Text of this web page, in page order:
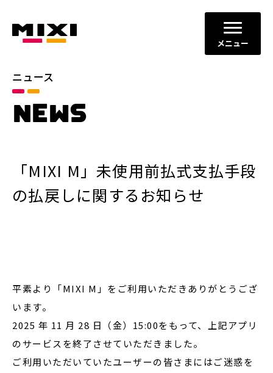
メニュー
ニュース
NEWS
「MIXI M」未使用前払式支払手段
の払戻しに関するお知らせ
平素より「MIXI M」をご利用いただきありがとうござ
います。
2025 年 11 月 28 日（金）15:00をもって、上記アプリ
のサービスを終了させていただきました。
ご利用いただいていたユーザーの皆さまにはご迷惑を
カテゴリ
お知らせ
年別
2026年 2025年
閉じる